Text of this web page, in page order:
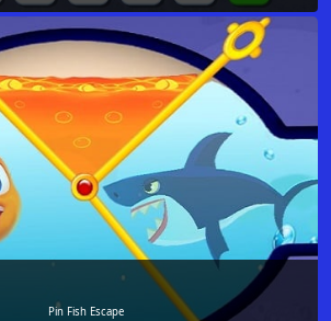
Pin Fish Escape